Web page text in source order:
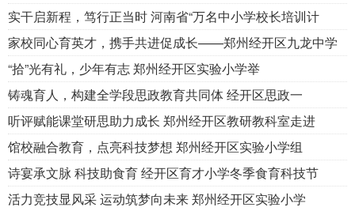
实干启新程，笃行正当时 河南省“万名中小学校长培训计
家校同心育英才，携手共进促成长——郑州经开区九龙中学
“拾”光有礼，少年有志 郑州经开区实验小学举
铸魂育人，构建全学段思政教育共同体 经开区思政一
听评赋能课堂研思助力成长 郑州经开区教研教科室走进
馆校融合教育，点亮科技梦想 郑州经开区实验小学组
诗宴承文脉 科技助食育 经开区育才小学冬季食育科技节
活力竞技显风采 运动筑梦向未来 郑州经开区实验小学